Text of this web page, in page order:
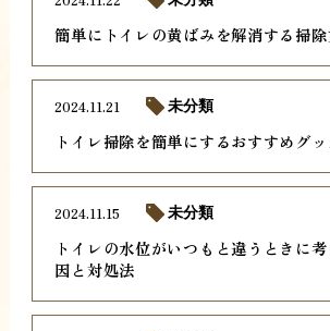
簡単にトイレの黄ばみを解消する掃
トイレ掃除を簡単にするおすすめグ
2024.11.21 未分類
トイレの水位がいつもと違うときに
因と対処法
2024.11.15 未分類